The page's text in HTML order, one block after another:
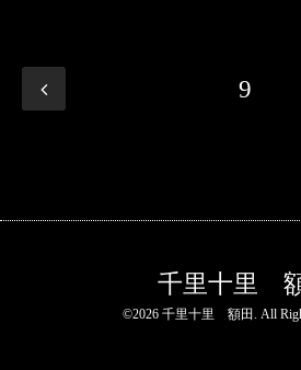
9
千里十里
©2026 千里十里 額田 . All